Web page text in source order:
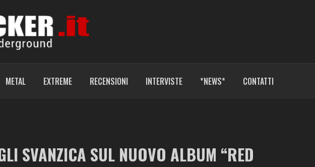
METAL EXTREME RECENSIONI INTERVISTE *NEWS* CONTATTI
SVANZICA SUL NUOVO ALBUM “RED